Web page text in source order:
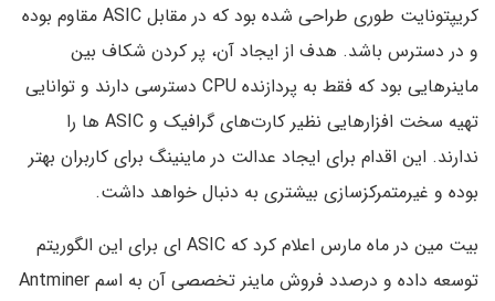
کریپتونایت طوری طراحی شده بود که در مقابل ASIC مقاوم بوده
و در دسترس باشد. هدف از ایجاد آن، پر کردن شکاف بین
ماینرهایی بود که فقط به پردازنده CPU دسترسی دارند و توانایی
تهیه سخت افزارهایی نظیر کارت‌های گرافیک و ASIC ها را
ندارند. این اقدام برای ایجاد عدالت در ماینینگ برای کاربران بهتر
بوده و غیرمتمرکزسازی بیشتری به دنبال خواهد داشت.
بیت مین در ماه مارس اعلام کرد که ASIC ای برای این الگوریتم
توسعه داده و درصدد فروش ماینر تخصصی آن به اسم Antminer